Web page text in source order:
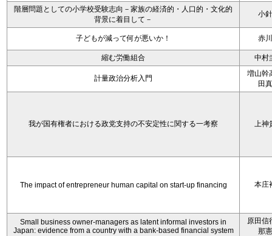
階層問題としての小学校受験志向－家族の経済的・人口的・文化的
背景に着目して－
小
子どもが減って何が悪いか！ 赤
縮む労働組合 中村
計量政治分析入門
増山幹
田
我が国有権者における政党支持の不安定性に関する一考察 上神
The impact of entrepreneur human capital on start-up financing 本庄
Small business owner-managers as latent informal investors in
Japan: evidence from a country with a bank-based financial system
原田信
那